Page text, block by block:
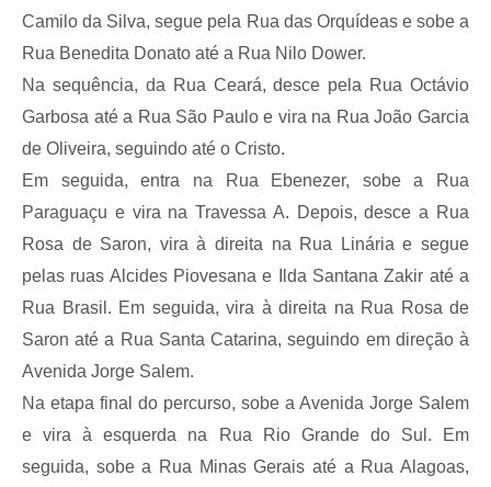
Camilo da Silva, segue pela Rua das Orquídeas e sobe a
Rua Benedita Donato até a Rua Nilo Dower.
Na sequência, da Rua Ceará, desce pela Rua Octávio
Garbosa até a Rua São Paulo e vira na Rua João Garcia
de Oliveira, seguindo até o Cristo.
Em seguida, entra na Rua Ebenezer, sobe a Rua
Paraguaçu e vira na Travessa A. Depois, desce a Rua
Rosa de Saron, vira à direita na Rua Linária e segue
pelas ruas Alcides Piovesana e Ilda Santana Zakir até a
Rua Brasil. Em seguida, vira à direita na Rua Rosa de
Saron até a Rua Santa Catarina, seguindo em direção à
Avenida Jorge Salem.
Na etapa final do percurso, sobe a Avenida Jorge Salem
e vira à esquerda na Rua Rio Grande do Sul. Em
seguida, sobe a Rua Minas Gerais até a Rua Alagoas,